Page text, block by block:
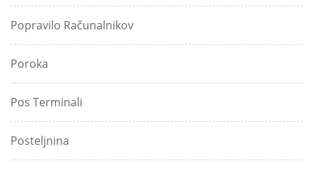
Popravilo Računalnikov
Poroka
Pos Terminali
Posteljnina